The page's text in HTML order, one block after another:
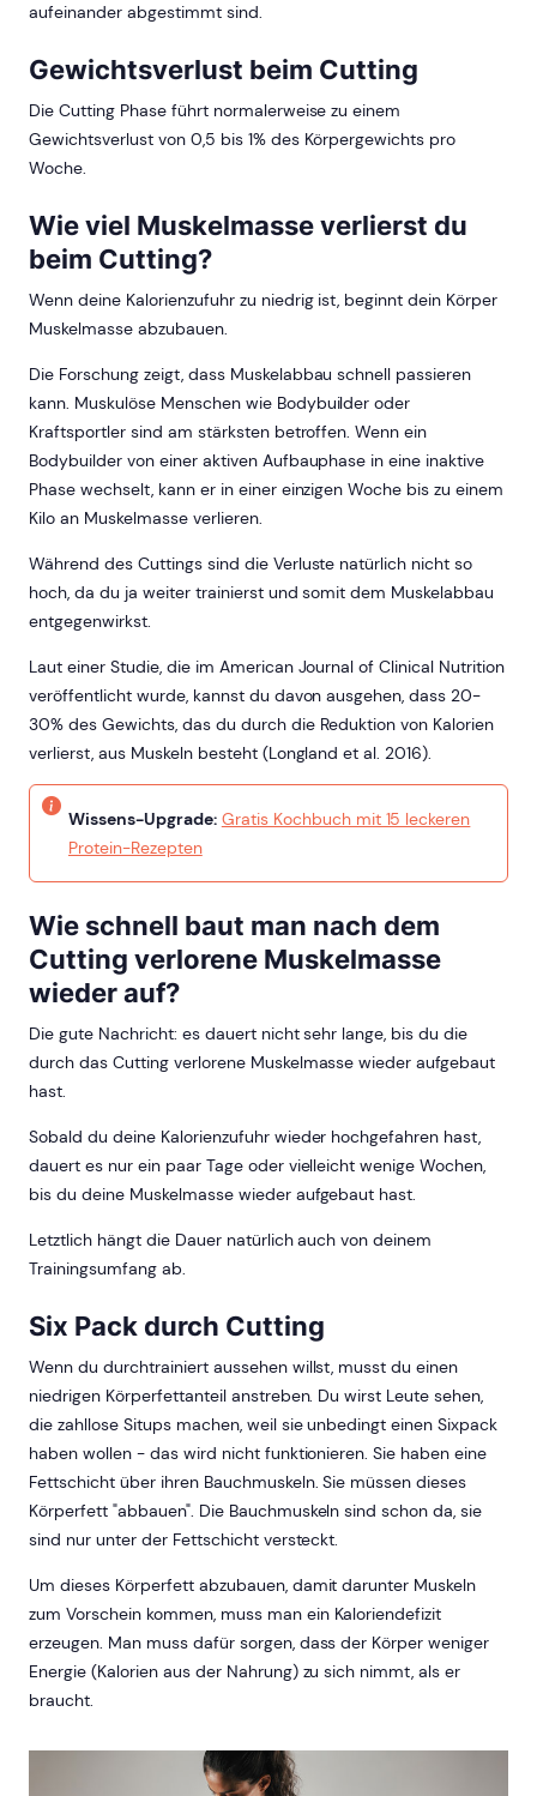
aufeinander abgestimmt sind.
Gewichtsverlust beim Cutting
Die Cutting Phase führt normalerweise zu einem
Gewichtsverlust von 0,5 bis 1% des Körpergewichts pro
Woche.
Wie viel Muskelmasse verlierst du
beim Cutting?
Wenn deine Kalorienzufuhr zu niedrig ist, beginnt dein Körper
Muskelmasse abzubauen.
Die Forschung zeigt, dass Muskelabbau schnell passieren
kann. Muskulöse Menschen wie Bodybuilder oder
Kraftsportler sind am stärksten betroffen. Wenn ein
Bodybuilder von einer aktiven Aufbauphase in eine inaktive
Phase wechselt, kann er in einer einzigen Woche bis zu einem
Kilo an Muskelmasse verlieren.
Während des Cuttings sind die Verluste natürlich nicht so
hoch, da du ja weiter trainierst und somit dem Muskelabbau
entgegenwirkst.
Laut einer Studie, die im American Journal of Clinical Nutrition
veröffentlicht wurde, kannst du davon ausgehen, dass 20-
30% des Gewichts, das du durch die Reduktion von Kalorien
verlierst, aus Muskeln besteht (Longland et al. 2016).
Wissens-Upgrade: Gratis Kochbuch mit 15 leckeren
Protein-Rezepten
Wie schnell baut man nach dem
Cutting verlorene Muskelmasse
wieder auf?
Die gute Nachricht: es dauert nicht sehr lange, bis du die
durch das Cutting verlorene Muskelmasse wieder aufgebaut
hast.
Sobald du deine Kalorienzufuhr wieder hochgefahren hast,
dauert es nur ein paar Tage oder vielleicht wenige Wochen,
bis du deine Muskelmasse wieder aufgebaut hast.
Letztlich hängt die Dauer natürlich auch von deinem
Trainingsumfang ab.
Six Pack durch Cutting
Wenn du durchtrainiert aussehen willst, musst du einen
niedrigen Körperfettanteil anstreben. Du wirst Leute sehen,
die zahllose Situps machen, weil sie unbedingt einen Sixpack
haben wollen - das wird nicht funktionieren. Sie haben eine
Fettschicht über ihren Bauchmuskeln. Sie müssen dieses
Körperfett "abbauen". Die Bauchmuskeln sind schon da, sie
sind nur unter der Fettschicht versteckt.
Um dieses Körperfett abzubauen, damit darunter Muskeln
zum Vorschein kommen, muss man ein Kaloriendefizit
erzeugen. Man muss dafür sorgen, dass der Körper weniger
Energie (Kalorien aus der Nahrung) zu sich nimmt, als er
braucht.